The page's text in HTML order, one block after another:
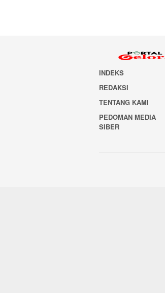
INDEKS
REDAKSI
TENTANG KAMI
PEDOMAN MEDIA
SIBER